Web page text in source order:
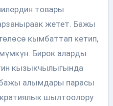
товары
жетет. Бажы
кымбаттап кетип,
Бирок аларды
кызыкчылыгында
бажы алымдары парасы
шылтоолору